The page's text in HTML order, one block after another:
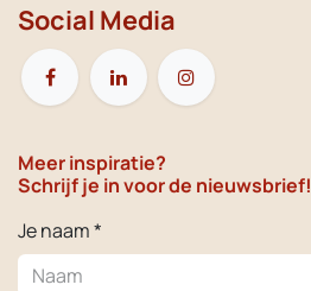
Social Media
Meer inspiratie?
Schrijf je in voor de nieuwsbrief!
Je naam *